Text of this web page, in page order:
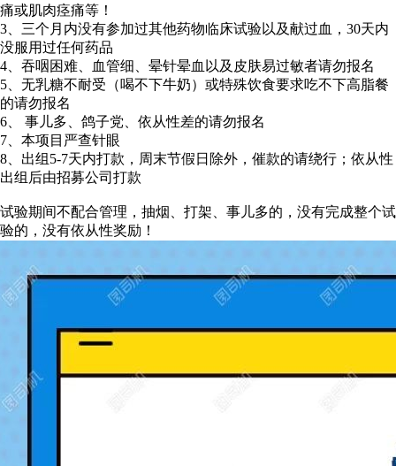
痛或肌肉痉痛等！
3、三个月内没有参加过其他药物临床试验以及献过血，30天内
没服用过任何药品
4、吞咽困难、血管细、晕针晕血以及皮肤易过敏者请勿报名
5、无乳糖不耐受（喝不下牛奶）或特殊饮食要求吃不下高脂餐
的请勿报名
6、 事儿多、鸽子党、依从性差的请勿报名
7、本项目严查针眼
8、出组5-7天内打款，周末节假日除外，催款的请绕行；依从性
出组后由招募公司打款
试验期间不配合管理，抽烟、打架、事儿多的，没有完成整个试
验的，没有依从性奖励！